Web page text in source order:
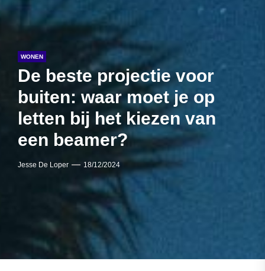
WONEN
De beste projectie voor
buiten: waar moet je op
letten bij het kiezen van
een beamer?
Jesse De Loper 18/12/2024